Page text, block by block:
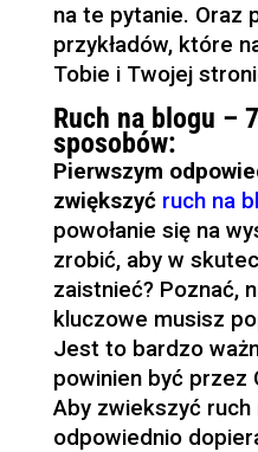
na te pytanie. Oraz
przykładów, które
Tobie i Twojej
Ruch na blogu –
sposobów:
Pierwszym
zwiększyć ruch na
powołanie się na
zrobić, aby w
zaistnieć? Poznać,
kluczowe musisz
Jest to bardzo
powinien być przez
Aby zwiekszyć ruch
odpowiednio